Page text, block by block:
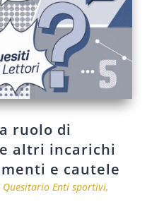
ruolo di
altri incarichi
e cautele
Quesitario Enti sportivi,